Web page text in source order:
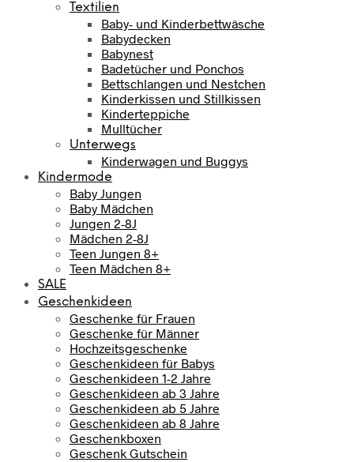
Textilien
Baby- und Kinderbettwäsche
Babydecken
Babynest
Badetücher und Ponchos
Bettschlangen und Nestchen
Kinderkissen und Stillkissen
Kinderteppiche
Mulltücher
Unterwegs
Kinderwagen und Buggys
Kindermode
Baby Jungen
Baby Mädchen
Jungen 2-8J
Mädchen 2-8J
Teen Jungen 8+
Teen Mädchen 8+
SALE
Geschenkideen
Geschenke für Frauen
Geschenke für Männer
Hochzeitsgeschenke
Geschenkideen für Babys
Geschenkideen 1-2 Jahre
Geschenkideen ab 3 Jahre
Geschenkideen ab 5 Jahre
Geschenkideen ab 8 Jahre
Geschenkboxen
Geschenk Gutschein